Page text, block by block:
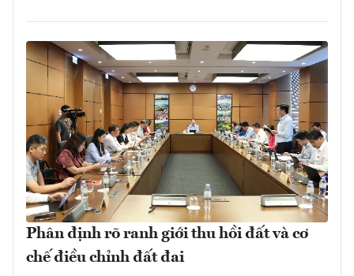
Phân định rõ ranh giới thu hồi đất và cơ
chế điều chỉnh đất đai